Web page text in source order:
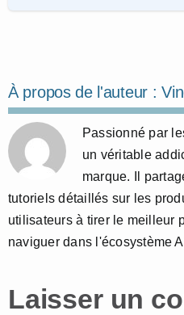
À propos de l'auteur :
Passionné par
un véritable
marque. Il
tutoriels détaillés sur les
utilisateurs à tirer le meilleur
naviguer dans l'écosystème
Laisser un